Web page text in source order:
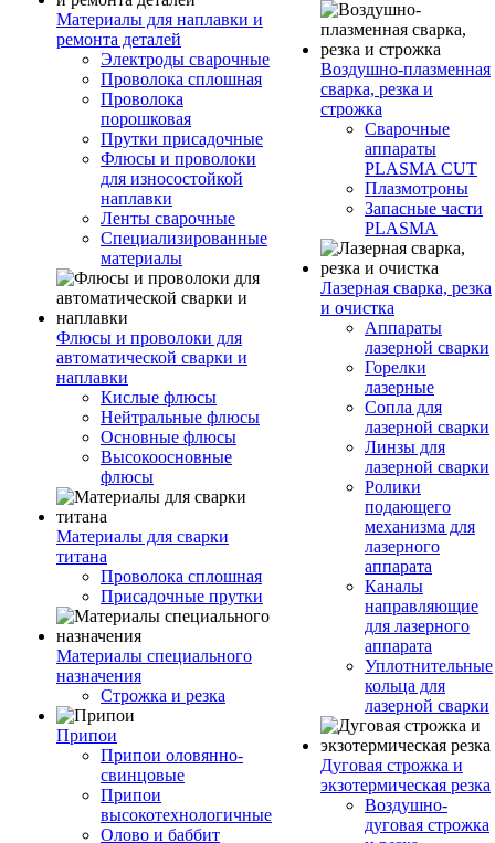
Материалы для наплавки и
ремонта деталей
Электроды сварочные
Проволока сплошная
Проволока
порошковая
Прутки присадочные
Флюсы и проволоки
для износостойкой
наплавки
Ленты сварочные
Специализированные
материалы
Флюсы и проволоки для
автоматической сварки и
наплавки
Кислые флюсы
Нейтральные флюсы
Основные флюсы
Высокоосновные
флюсы
Материалы для сварки
титана
Проволока сплошная
Присадочные прутки
Материалы специального
назначения
Строжка и резка
Припои
Припои оловянно-
свинцовые
Припои
высокотехнологичные
Олово и баббит
Воздушно-плазменная
сварка, резка и
строжка
Сварочные
аппараты
PLASMA CUT
Плазмотроны
Запасные части
PLASMA
Лазерная сварка, резка
и очистка
Аппараты
лазерной сварки
Горелки
лазерные
Сопла для
лазерной сварки
Линзы для
лазерной сварки
Ролики
подающего
механизма для
лазерного
аппарата
Каналы
направляющие
для лазерного
аппарата
Уплотнительные
кольца для
лазерной сварки
Дуговая строжка и
экзотермическая резка
Воздушно-
дуговая строжка